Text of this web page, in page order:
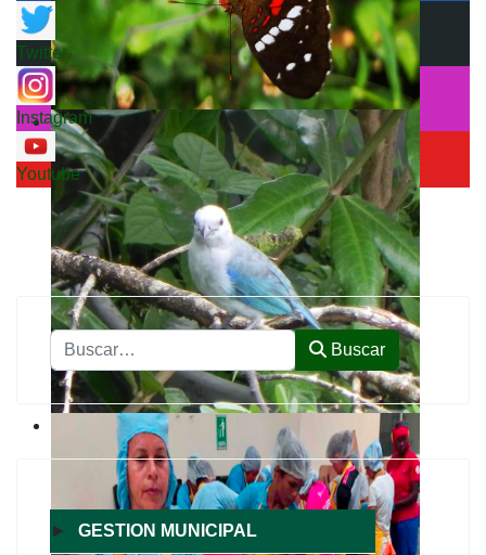
Twitter
Instagram
Youtube
Buscar Buscar
► GESTION MUNICIPAL